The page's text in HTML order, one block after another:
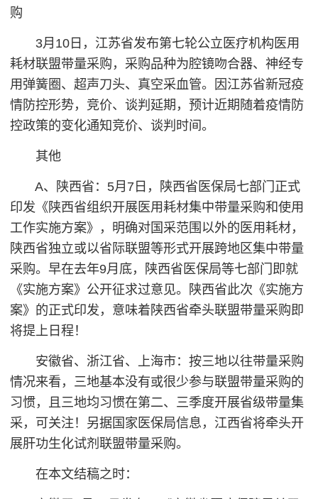
购
3月10日，江苏省发布第七轮公立医疗机构医用
耗材联盟带量采购，采购品种为腔镜吻合器、神经专
用弹簧圈、超声刀头、真空采血管。因江苏省新冠疫
情防控形势，竞价、谈判延期，预计近期随着疫情防
控政策的变化通知竞价、谈判时间。
其他
A、陕西省：5月7日，陕西省医保局七部门正式
印发《陕西省组织开展医用耗材集中带量采购和使用
工作实施方案》，明确对国采范围以外的医用耗材，
陕西省独立或以省际联盟等形式开展跨地区集中带量
采购。早在去年9月底，陕西省医保局等七部门即就
《实施方案》公开征求过意见。陕西省此次《实施方
案》的正式印发，意味着陕西省牵头联盟带量采购即
将提上日程！
安徽省、浙江省、上海市：按三地以往带量采购
情况来看，三地基本没有或很少参与联盟带量采购的
习惯，且三地均习惯在第二、三季度开展省级带量集
采，可关注！另据国家医保局信息，江西省将牵头开
展肝功生化试剂联盟带量采购。
在本文结稿之时：